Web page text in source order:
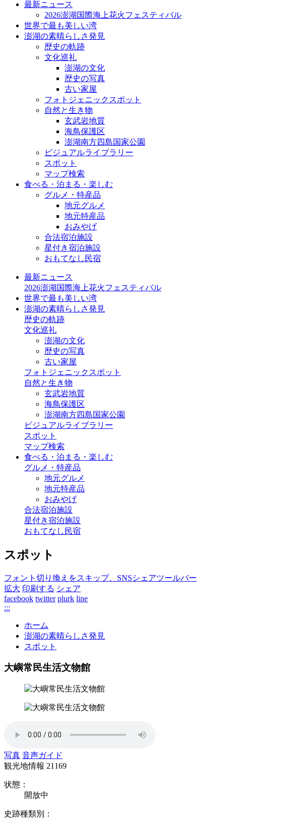
最新ニュース
2026澎湖国際海上花火フェスティバル
世界で最も美しい湾
澎湖の素晴らしさ発見
歴史の軌跡
文化巡礼
澎湖の文化
歴史の写真
古い家屋
フォトジェニックスポット
自然と生き物
玄武岩地質
海鳥保護区
澎湖南方四島国家公園
ビジュアルライブラリー
スポット
マップ検索
食べる・泊まる・楽しむ
グルメ・特産品
地元グルメ
地元特産品
おみやげ
合法宿泊施設
星付き宿泊施設
おもてなし民宿
最新ニュース
2026澎湖国際海上花火フェスティバル
世界で最も美しい湾
澎湖の素晴らしさ発見
歴史の軌跡
文化巡礼
澎湖の文化
歴史の写真
古い家屋
フォトジェニックスポット
自然と生き物
玄武岩地質
海鳥保護区
澎湖南方四島国家公園
ビジュアルライブラリー
スポット
マップ検索
食べる・泊まる・楽しむ
グルメ・特産品
地元グルメ
地元特産品
おみやげ
合法宿泊施設
星付き宿泊施設
おもてなし民宿
スポット
フォント切り換えをスキップ、SNSシェアツールバー
拡大 印刷する シェア
facebook twitter plurk line
:::
ホーム
澎湖の素晴らしさ発見
スポット
大嶼常民生活文物館
写真 音声ガイド
観光地情報 21169
状態：
開放中
史跡種類別：